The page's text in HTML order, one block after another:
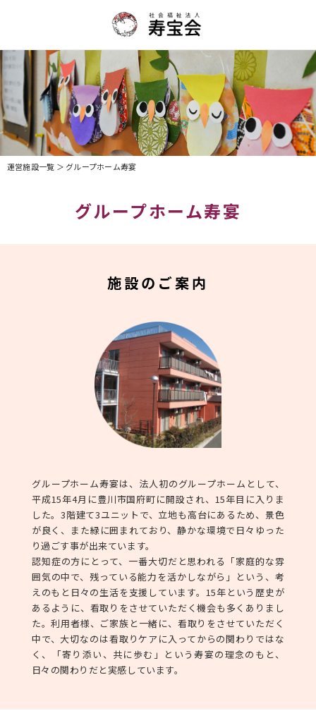
運営施設一覧 ＞ グループホーム寿宴
グループホーム寿宴（豊川市国府町）｜社会福祉法人寿宝会
グループホーム寿宴
施設のご案内
グループホーム寿宴は、法人初のグループホームとして、
平成15年4月に豊川市国府町に開設され、15年目に入りま
した。3階建て3ユニットで、立地も高台にあるため、景色
が良く、また緑に囲まれており、静かな環境で日々ゆった
り過ごす事が出来ています。
認知症の方にとって、一番大切だと思われる「家庭的な雰
囲気の中で、残っている能力を活かしながら」という、考
えのもと日々の生活を支援しています。15年という歴史が
あるように、看取りをさせていただく機会も多くありまし
た。利用者様、ご家族と一緒に、看取りをさせていただく
中で、大切なのは看取りケアに入ってからの関わりではな
く、「寄り添い、共に歩む」という寿宴の理念のもと、
日々の関わりだと実感しています。